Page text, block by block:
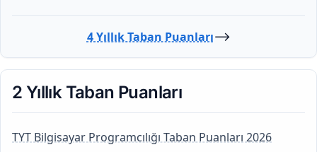
4 Yıllık Taban Puanları⟶
2 Yıllık Taban Puanları
TYT Bilgisayar Programcılığı Taban Puanları 2026